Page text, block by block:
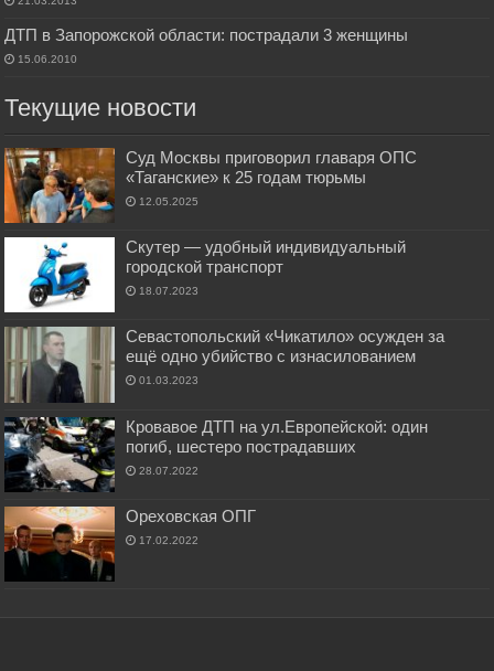
ДТП в Запорожской области: пострадали 3 женщины
15.06.2010
Текущие новости
Суд Москвы приговорил главаря ОПС
«Таганские» к 25 годам тюрьмы
12.05.2025
Скутер — удобный индивидуальный
городской транспорт
18.07.2023
Севастопольский «Чикатило» осужден за
ещё одно убийство с изнасилованием
01.03.2023
Кровавое ДТП на ул.Европейской: один
погиб, шестеро пострадавших
28.07.2022
Ореховская ОПГ
17.02.2022